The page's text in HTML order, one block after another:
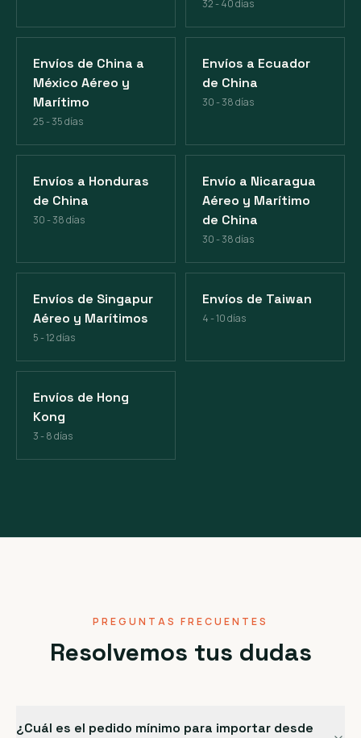
32 - 40 días
Envíos de China a
México Aéreo y
Marítimo
25 - 35 días
Envíos a Ecuador
de China
30 - 38 días
Envíos a Honduras
de China
30 - 38 días
Envío a Nicaragua
Aéreo y Marítimo
de China
30 - 38 días
Envíos de Singapur
Aéreo y Marítimos
5 - 12 días
Envíos de Taiwan
4 - 10 días
Envíos de Hong
Kong
3 - 8 días
PREGUNTAS FRECUENTES
Resolvemos tus dudas
¿Cuál es el pedido mínimo para importar desde